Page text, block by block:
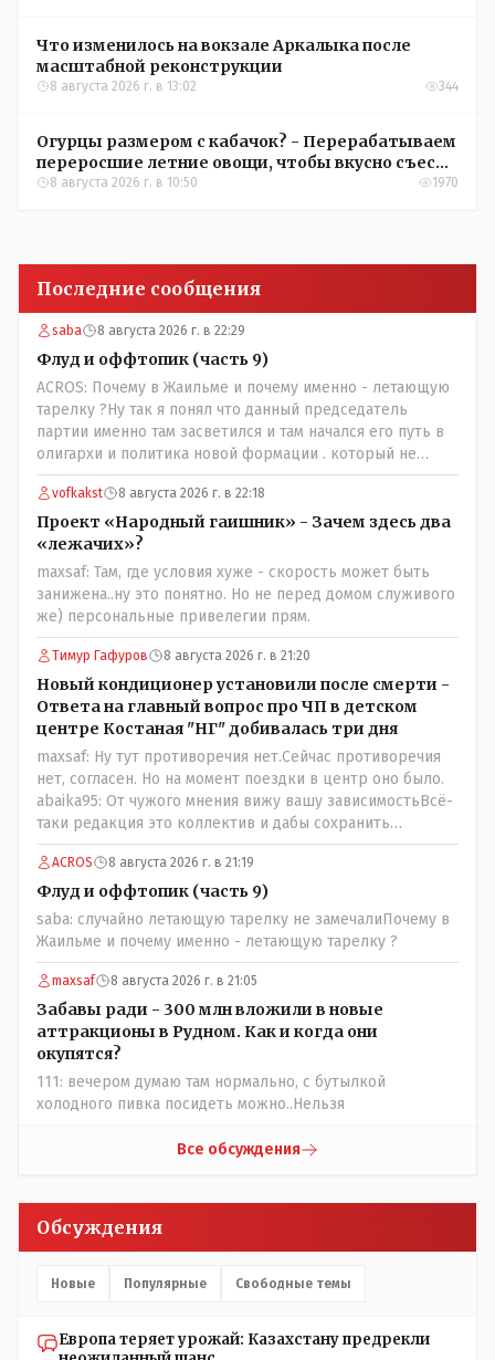
Что изменилось на вокзале Аркалыка после
масштабной реконструкции
8 августа 2026 г. в 13:02 344
Огурцы размером с кабачок? - Перерабатываем
переросшие летние овощи, чтобы вкусно съесть
зимой
8 августа 2026 г. в 10:50 1970
Последние сообщения
saba 8 августа 2026 г. в 22:29
Флуд и оффтопик (часть 9)
ACROS: Почему в Жаильме и почему именно - летающую
тарелку ?Ну так я понял что данный председатель
партии именно там засветился и там начался его путь в
олигархи и политика новой формации . который не
стесняется указать президенту на необходимость
скорого ухода! А летающая тарелка, потому что ещё не
было в истории независимого Казахстана депутата
который что то указывал бы действующему президенту,
не иначе инопланетянин, ну а на чём инопланетяне
передвигаются?
vofkakst 8 августа 2026 г. в 22:18
Проект «Народный гаишник» - Зачем здесь два
«лежачих»?
maxsaf: Там, где условия хуже - скорость может быть
занижена..ну это понятно. Но не перед домом служивого
же) персональные привелегии прям.
Тимур Гафуров 8 августа 2026 г. в 21:20
Новый кондиционер установили после смерти -
Ответа на главный вопрос про ЧП в детском
центре Костаная "НГ" добивалась три дня
maxsaf: Ну тут противоречия нет.Сейчас противоречия
нет, согласен. Но на момент поездки в центр оно было.
abaika95: От чужого мнения вижу вашу зависимостьВсё-
таки редакция это коллектив и дабы сохранить
профессиональное лицо можно было бы и указать
Общественному объединению на не корректность
высказываний о вас в том тоне в котором была та
публикация.В комментарии от ОО было и мнение, и
факт. На мнение я ответил там же. В том же тоне
отвечать не намерен, но акценты расставил. А вот факт
нужно было проверить. Что мы и сделали. И если это вы
называете зависимостью, то у меня другое
представление об этом термине.
ACROS 8 августа 2026 г. в 21:19
Флуд и оффтопик (часть 9)
saba: случайно летающую тарелку не замечалиПочему в
Жаильме и почему именно - летающую тарелку ?
maxsaf 8 августа 2026 г. в 21:05
Забавы ради - 300 млн вложили в новые
аттракционы в Рудном. Как и когда они
окупятся?
111: вечером думаю там нормально, с бутылкой
холодного пивка посидеть можно..Нельзя
Все обсуждения
Обсуждения
Новые Популярные Свободные темы
Европа теряет урожай: Казахстану предрекли